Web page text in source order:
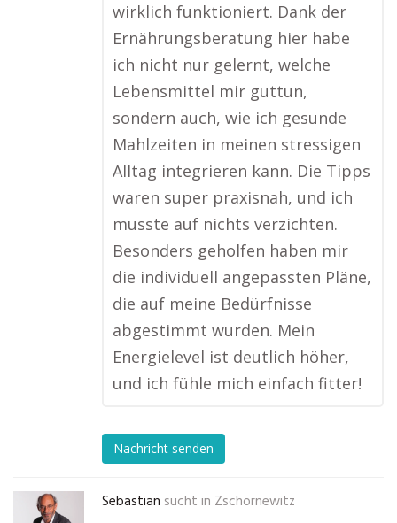
wirklich funktioniert. Dank der
Ernährungsberatung hier habe
ich nicht nur gelernt, welche
Lebensmittel mir guttun,
sondern auch, wie ich gesunde
Mahlzeiten in meinen stressigen
Alltag integrieren kann. Die Tipps
waren super praxisnah, und ich
musste auf nichts verzichten.
Besonders geholfen haben mir
die individuell angepassten Pläne,
die auf meine Bedürfnisse
abgestimmt wurden. Mein
Energielevel ist deutlich höher,
und ich fühle mich einfach fitter!
Nachricht senden
Sebastian sucht in Zschornewitz